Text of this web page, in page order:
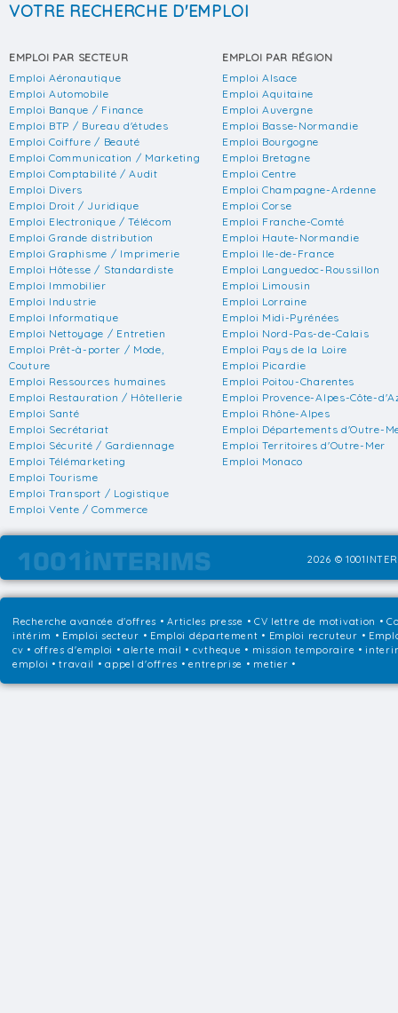
VOTRE RECHERCHE D'EMPLOI
EMPLOI PAR SECTEUR
Emploi Aéronautique
Emploi Automobile
Emploi Banque / Finance
Emploi BTP / Bureau d'études
Emploi Coiffure / Beauté
Emploi Communication / Marketing
Emploi Comptabilité / Audit
Emploi Divers
Emploi Droit / Juridique
Emploi Electronique / Télécom
Emploi Grande distribution
Emploi Graphisme / Imprimerie
Emploi Hôtesse / Standardiste
Emploi Immobilier
Emploi Industrie
Emploi Informatique
Emploi Nettoyage / Entretien
Emploi Prêt-à-porter / Mode,
Couture
Emploi Ressources humaines
Emploi Restauration / Hôtellerie
Emploi Santé
Emploi Secrétariat
Emploi Sécurité / Gardiennage
Emploi Télémarketing
Emploi Tourisme
Emploi Transport / Logistique
Emploi Vente / Commerce
EMPLOI PAR RÉGION
Emploi Alsace
Emploi Aquitaine
Emploi Auvergne
Emploi Basse-Normandie
Emploi Bourgogne
Emploi Bretagne
Emploi Centre
Emploi Champagne-Ardenne
Emploi Corse
Emploi Franche-Comté
Emploi Haute-Normandie
Emploi Ile-de-France
Emploi Languedoc-Roussillon
Emploi Limousin
Emploi Lorraine
Emploi Midi-Pyrénées
Emploi Nord-Pas-de-Calais
Emploi Pays de la Loire
Emploi Picardie
Emploi Poitou-Charentes
Emploi Provence-Alpes-Côte-
Emploi Rhône-Alpes
Emploi Départements d'Outre-
Emploi Territoires d'Outre-Mer
Emploi Monaco
2026 ©
Recherche avancée d'offres •Articles presse • CV lettre de motivation •
intérim • Emploi secteur • Emploi département • Emploi recruteur •
cv • offres d'emploi • alerte mail • cvtheque • mission temporaire •
emploi • travail • appel d'offres • entreprise • metier •